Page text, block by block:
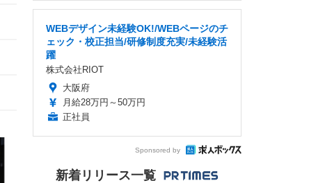
WEBデザイン未経験OK!/WEBページのチ
ェック・校正担当/研修制度充実/未経験活
躍
株式会社RIOT
大阪府
月給28万円～50万円
正社員
Sponsored by
新着リリース一覧